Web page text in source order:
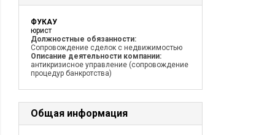
ФУКАУ
юрист
Должностные обязанности:
Сопровождение сделок с недвижимостью
Описание деятельности компании:
антикризисное управление (сопровождение
процедур банкротства)
Общая информация